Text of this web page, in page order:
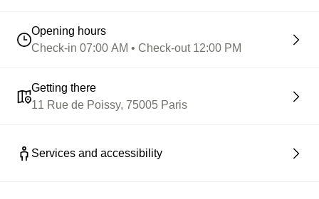
Opening hours
Check-in 07:00 AM • Check-out 12:00 PM
Getting there
11 Rue de Poissy, 75005 Paris
Services and accessibility